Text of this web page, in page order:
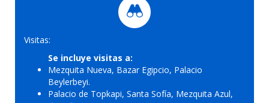
Visitas:
Se incluye visitas a:
Mezquita Nueva, Bazar Egipcio, Palacio
Beylerbeyi.
Palacio de Topkapi, Santa Sofía, Mezquita Azul,